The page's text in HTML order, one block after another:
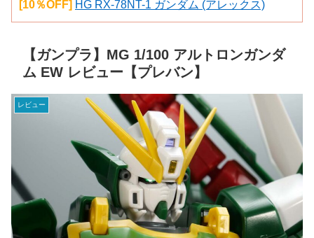
[10％OFF] HG RX-78NT-1 ガンダム (アレックス)
【ガンプラ】MG 1/100 アルトロンガンダ
ム EW レビュー【プレバン】
レビュー